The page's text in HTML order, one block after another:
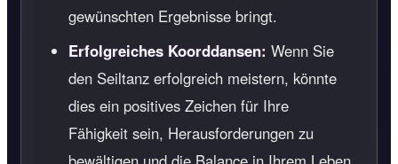
gewünschten Ergebnisse bringt.
Erfolgreiches Koorddansen: Wenn Sie
den Seiltanz erfolgreich meistern, könnte
dies ein positives Zeichen für Ihre
Fähigkeit sein, Herausforderungen zu